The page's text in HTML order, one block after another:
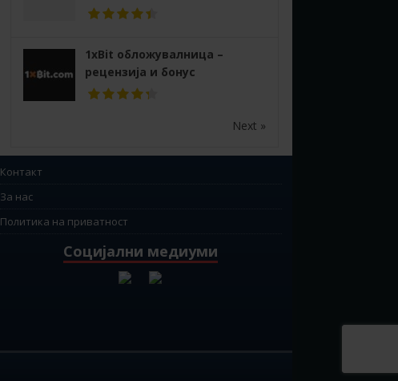
1xBit обложувалница –
рецензија и бонус
Next »
Контакт
За нас
Политика на приватност
Социјални медиуми